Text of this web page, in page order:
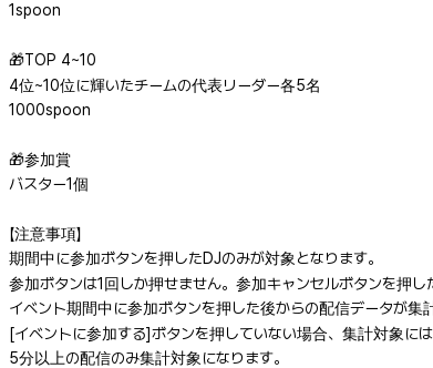
1spoon
🎁TOP 4~10
4位~10位に輝いたチームの代表リーダー各5名
1000spoon
🎁参加賞
バスター1個
【注意事項】
期間中に参加ボタンを押したDJのみが対象となります。
参加ボタンは1回しか押せません。参加キャンセルボタンを押
イベント期間中に参加ボタンを押した後からの配信データが集
[イベントに参加する]ボタンを押していない場合、集計対象には
5分以上の配信のみ集計対象になります。